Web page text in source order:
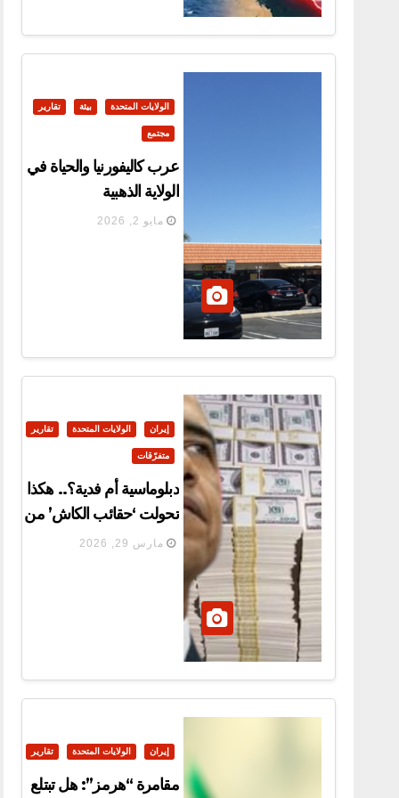
الولايات المتحدة بيئة تقارير
مجتمع
عرب كاليفورنيا والحياة في
الولاية الذهبية
مايو 2, 2026
إيران الولايات المتحدة تقارير
متفرّقات
دبلوماسية أم فدية؟.. هكذا
تحولت ‘حقائب الكاش’ من
واشنطن إلى صواريخ في
مارس 29, 2026
إيران الولايات المتحدة تقارير
مقامرة “هرمز”: هل تبتلع